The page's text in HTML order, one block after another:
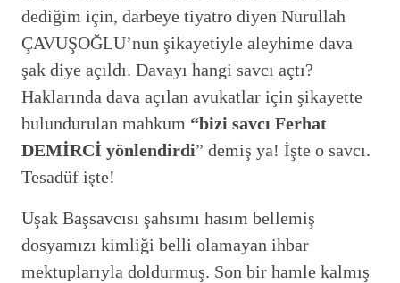
dediğim için, darbeye tiyatro diyen Nurullah
ÇAVUŞOĞLU’nun şikayetiyle aleyhime dava
şak diye açıldı. Davayı hangi savcı açtı?
Haklarında dava açılan avukatlar için şikayette
bulundurulan mahkum “bizi savcı Ferhat
DEMİRCİ yönlendirdi” demiş ya! İşte o savcı.
Tesadüf işte!
Uşak Başsavcısı şahsımı hasım bellemiş
dosyamızı kimliği belli olamayan ihbar
mektuplarıyla doldurmuş. Son bir hamle kalmış